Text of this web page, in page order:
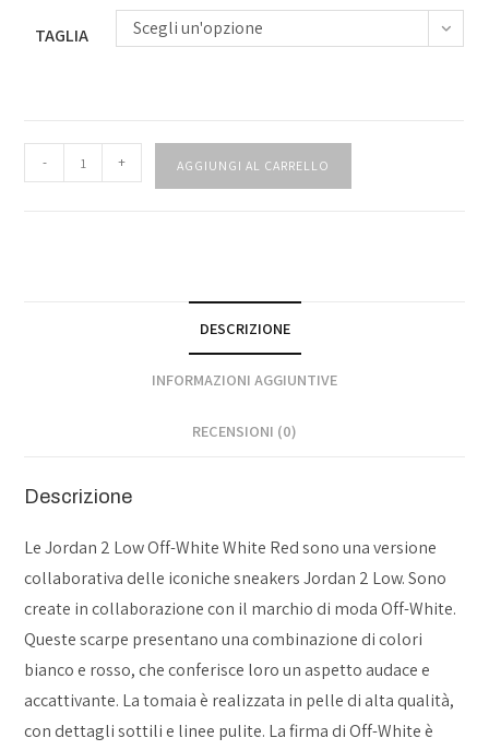
TAGLIA Scegli un'opzione
- + AGGIUNGI AL CARRELLO
DESCRIZIONE
INFORMAZIONI AGGIUNTIVE
RECENSIONI (0)
Descrizione
Le Jordan 2 Low Off-White White Red sono una versione
collaborativa delle iconiche sneakers Jordan 2 Low. Sono
create in collaborazione con il marchio di moda Off-White.
Queste scarpe presentano una combinazione di colori
bianco e rosso, che conferisce loro un aspetto audace e
accattivante. La tomaia è realizzata in pelle di alta qualità,
con dettagli sottili e linee pulite. La firma di Off-White è